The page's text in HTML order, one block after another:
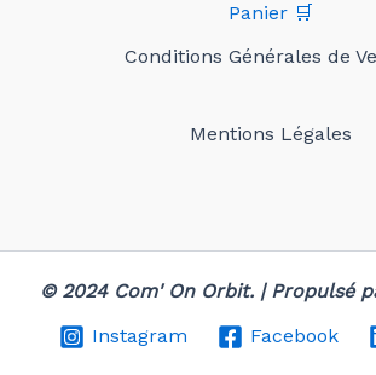
Panier 🛒
Conditions Générales de
Mentions Légales
© 2024 Com' On Orbit. | Propulsé
Instagram
Facebook